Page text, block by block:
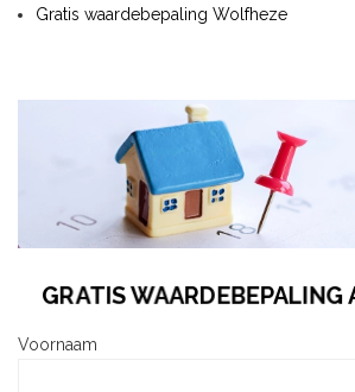
Gratis waardebepaling Wolfheze
GRATIS WAARDEBEPALING
Voornaam